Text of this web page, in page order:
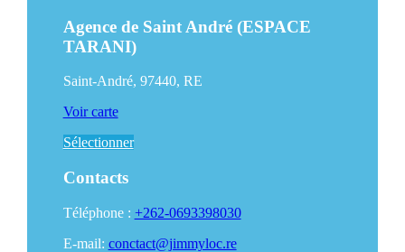
Agence de Saint André (ESPACE
TARANI)
Saint-André, 97440, RE
Voir carte
Sélectionner
Contacts
Téléphone : +262-0693398030
E-mail: conctact@jimmyloc.re